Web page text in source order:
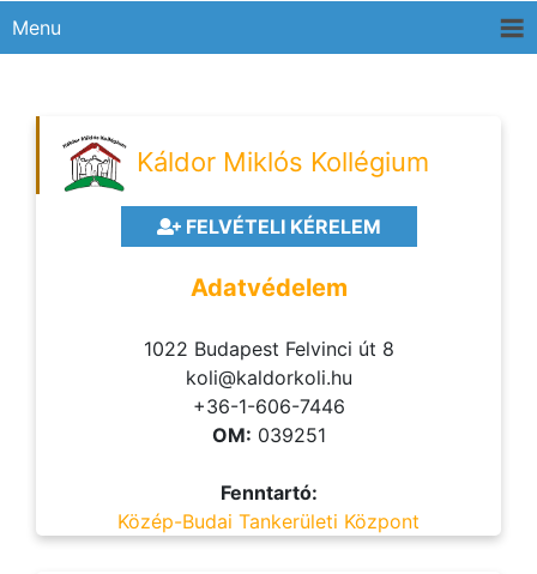
Menu
Káldor Miklós Kollégium
FELVÉTELI KÉRELEM
Adatvédelem
1022 Budapest Felvinci út 8
koli@kaldorkoli.hu
+36-1-606-7446
OM: 039251
Fenntartó:
Közép-Budai Tankerületi Központ